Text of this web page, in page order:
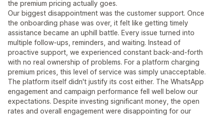
the premium pricing actually goes.
Our biggest disappointment was the customer support. Once
the onboarding phase was over, it felt like getting timely
assistance became an uphill battle. Every issue turned into
multiple follow-ups, reminders, and waiting. Instead of
proactive support, we experienced constant back-and-forth
with no real ownership of problems. For a platform charging
premium prices, this level of service was simply unacceptable.
The platform itself didn't justify its cost either. The WhatsApp
engagement and campaign performance fell well below our
expectations. Despite investing significant money, the open
rates and overall engagement were disappointing for our